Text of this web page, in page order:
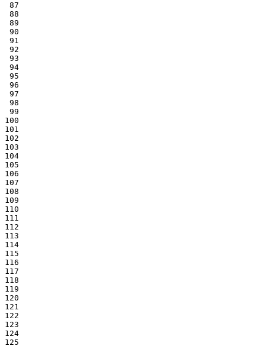
87
88
89
90
91
92
93
94
95
96
97
98
99
100
101
102
103
104
105
106
107
108
109
110
111
112
113
114
115
116
117
118
119
120
121
122
123
124
125